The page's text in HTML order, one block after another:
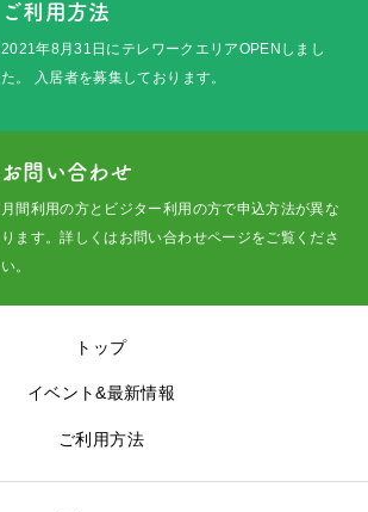
ご利用方法
2021年8月31日にテレワークエリアOPENしまし
た。 入居者を募集しております。
お問い合わせ
月間利用の方とビジター利用の方で申込方法が異な
ります。詳しくはお問い合わせページをご覧くださ
い。
トップ
イベント&最新情報
ご利用方法